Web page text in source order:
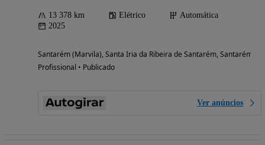
13 378 km Elétrico
Automática
2025
Santarém (Marvila), Santa Iria da Ribeira de Santarém, Santarém
Profissional • Publicado
Ver anúncios